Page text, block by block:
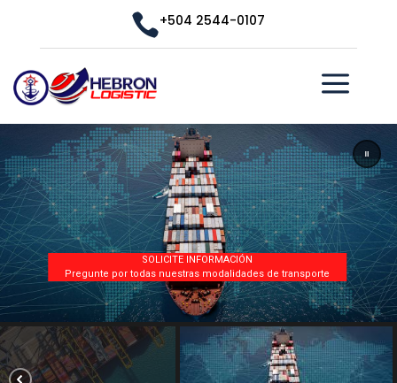
+504 2544-0107
a
SOLICITE INFORMACIÓN
Pregunte por todas nuestras modalidades de transporte